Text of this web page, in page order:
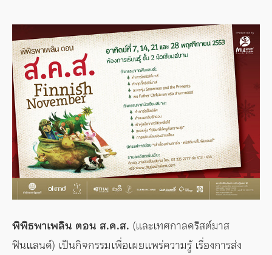
พิพิธพาเพลิน ตอน ส.ค.ส. (และเทศกาลคริสต์มาส
ฟินแลนด์) เป็นกิจกรรมเพื่อเผยแพร่ความรู้ เรื่องการส่ง